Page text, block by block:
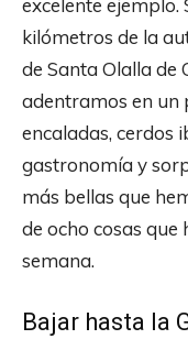
excelente ejemplo.
kilómetros de la
de Santa Olalla de
adentramos en un
encaladas, cerdos
gastronomía y
más bellas que
de ocho cosas que
semana.
Bajar hasta la